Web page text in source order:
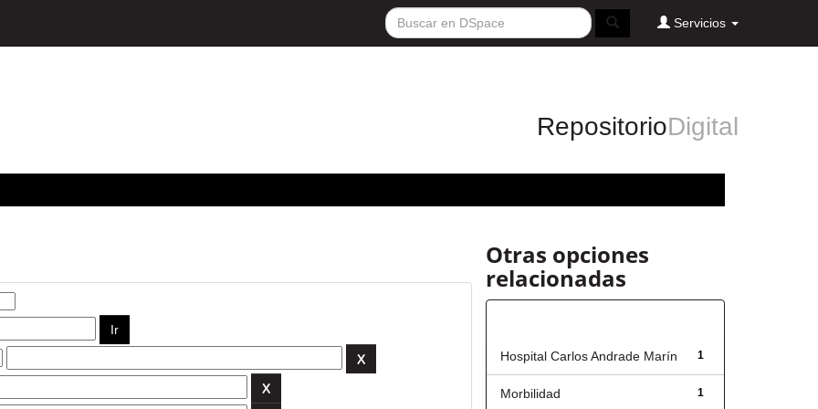
Servicios
RepositorioDigital
Otras opciones
relacionadas
1
Hospital Carlos Andrade Marín
1
Morbilidad